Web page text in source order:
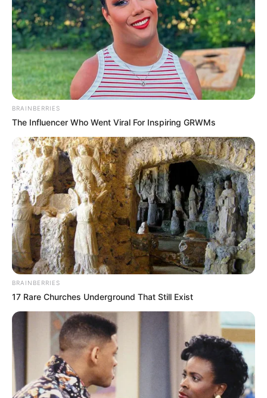
BRAINBERRIES
The Influencer Who Went Viral For Inspiring GRWMs
BRAINBERRIES
17 Rare Churches Underground That Still Exist